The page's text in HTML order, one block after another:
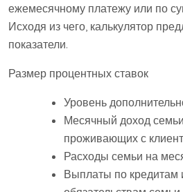
ежемесячному платежу или по
Исходя из чего, калькулятор
показатели.
Размер процентных ставок
Уровень
Месячный доход
проживающих с
Расходы семьи на
Выплаты по кредитам